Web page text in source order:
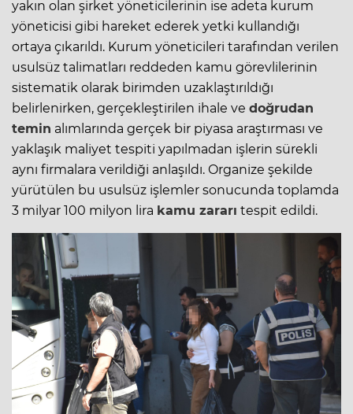
yakın olan şirket yöneticilerinin ise adeta kurum
yöneticisi gibi hareket ederek yetki kullandığı
ortaya çıkarıldı. Kurum yöneticileri tarafından verilen
usulsüz talimatları reddeden kamu görevlilerinin
sistematik olarak birimden uzaklaştırıldığı
belirlenirken, gerçekleştirilen ihale ve doğrudan
temin alımlarında gerçek bir piyasa araştırması ve
yaklaşık maliyet tespiti yapılmadan işlerin sürekli
aynı firmalara verildiği anlaşıldı. Organize şekilde
yürütülen bu usulsüz işlemler sonucunda toplamda
3 milyar 100 milyon lira kamu zararı tespit edildi.